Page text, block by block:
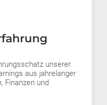
unserer
aus jahrelanger
Finanzen und